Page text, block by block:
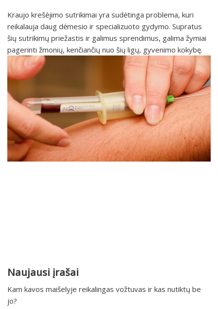
Kraujo krešėjimo sutrikimai yra sudėtinga problema, kuri
reikalauja daug dėmesio ir specializuoto gydymo. Supratus
šių sutrikimų priežastis ir galimus sprendimus, galima žymiai
pagerinti žmonių, kenčiančių nuo šių ligų, gyvenimo kokybę.
Naujausi įrašai
Kam kavos maišelyje reikalingas vožtuvas ir kas nutiktų be
jo?